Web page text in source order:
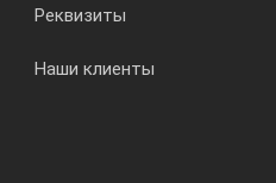
Реквизиты
Наши клиенты